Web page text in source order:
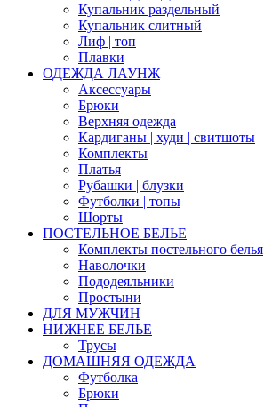
Купальник раздельный
Купальник слитный
Лиф | топ
Плавки
ОДЕЖДА ЛАУНЖ
Аксессуары
Брюки
Верхняя одежда
Кардиганы | худи | свитшоты
Комплекты
Платья
Рубашки | блузки
Футболки | топы
Шорты
ПОСТЕЛЬНОЕ БЕЛЬЕ
Комплекты постельного белья
Наволочки
Пододеяльники
Простыни
ДЛЯ МУЖЧИН
НИЖНЕЕ БЕЛЬЕ
Трусы
ДОМАШНЯЯ ОДЕЖДА
Футболка
Брюки